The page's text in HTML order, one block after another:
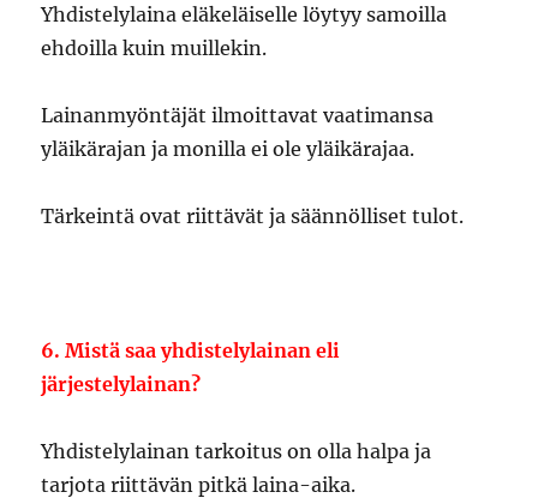
Yhdistelylaina eläkeläiselle löytyy samoilla
ehdoilla kuin muillekin.
Lainanmyöntäjät ilmoittavat vaatimansa
yläikärajan ja monilla ei ole yläikärajaa.
Tärkeintä ovat riittävät ja säännölliset tulot.
6. Mistä saa yhdistelylainan eli
järjestelylainan?
Yhdistelylainan tarkoitus on olla halpa ja
tarjota riittävän pitkä laina-aika.